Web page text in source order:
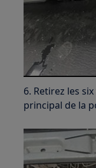
6. Retirez les
principal de la